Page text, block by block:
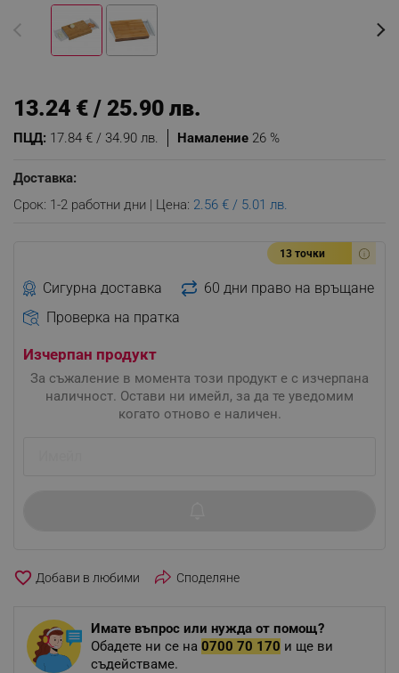
Намаление 26 %
ПЦД: 17.84 € / 34.90 лв.
13.24 € / 25.90 лв.
Доставка:
Срок: 1-2 работни дни | Цена: 2.56 € / 5.01 лв.
13 точки
Сигурна доставка
60 дни право на връщане
Проверка на пратка
Изчерпан продукт
За съжаление в момента този продукт е с изчерпана
наличност. Остави ни имейл, за да те уведомим
когато отново е наличен.
favorite_border Споделяне
Имате въпрос или нужда от помощ?
Обадете ни се на 0700 70 170 и ще ви
съдействаме.